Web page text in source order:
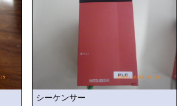
シーケンサー